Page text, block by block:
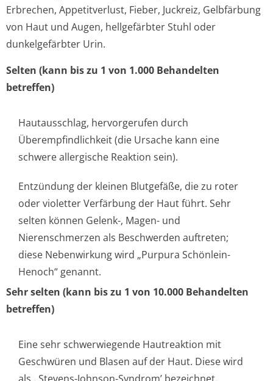
Erbrechen, Appetitverlust, Fieber, Juckreiz, Gelbfärbung
von Haut und Augen, hellgefärbter Stuhl oder
dunkelgefärbter U­rin.
Selten (kann bis zu 1 von 1.000 Behandelten
betreffen)
Hautausschlag, hervorgerufen durch
Überempfindlichkeit (die Ursache kann eine
schwere allergische Reaktion sein).
Entzündung der kleinen Blutgefäße, die zu roter
oder violetter Verfärbung der Haut führt. Sehr
selten können Gelenk-, Magen- und
Nierenschmerzen als Beschwerden auftreten;
diese Nebenwirkung wird „Purpura Schönlein-
Henoch“ genannt.
Sehr selten (kann bis zu 1 von 10.000 Behandelten
betreffen)
Eine sehr schwerwiegende Hautreaktion mit
Geschwüren und Blasen auf der Haut. Diese wird